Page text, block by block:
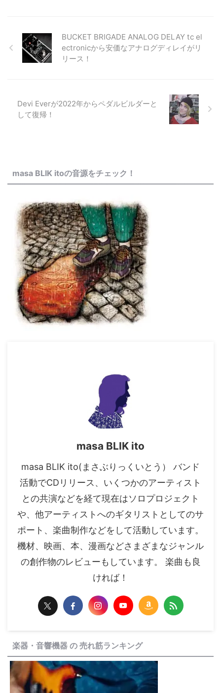
BUCKET BRIGADE ANALOG DELAY tc el
ectronicから安価なアナログディレイがリ
リース！
Devi Everが2022年からペダルビルダーと
して復帰！
masa BLIK itoの音源をチェック！
masa BLIK ito
masa BLIK ito(まさぶりっくいとう） バンド
活動でCDリリース、いくつかのアーティスト
との共演などを経て現在はソロプロジェクト
や、他アーティストへのギタリストとしてのサ
ポート、楽曲制作などをして活動しています。
機材、映画、本、漫画などさまざまなジャンル
の創作物のレビューもしています。 楽曲も良
ければ！
楽器・音響機器 の 売れ筋ランキング